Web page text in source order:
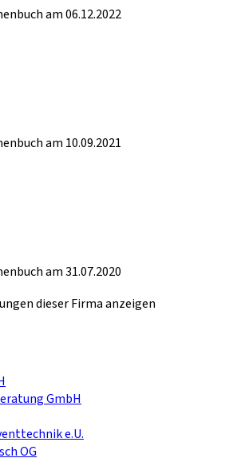
am 06.12.2022
am 10.09.2021
am 31.07.2020
dieser Firma anzeigen
GmbH
e.U.
OG